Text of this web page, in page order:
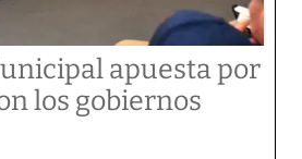
apuesta por
los gobiernos